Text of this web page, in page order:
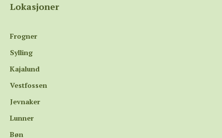
Lokasjoner
Frogner
Sylling
Kajalund
Vestfossen
Jevnaker
Lunner
Bøn